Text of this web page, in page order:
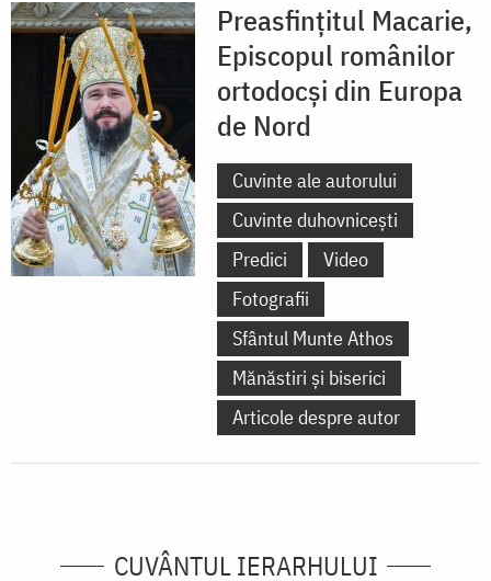
Preasfințitul Macarie,
Episcopul românilor
ortodocși din Europa
de Nord
Cuvinte ale autorului
Cuvinte duhovnicești
Predici
Video
Fotografii
Sfântul Munte Athos
Mănăstiri și biserici
Articole despre autor
CUVÂNTUL IERARHULUI